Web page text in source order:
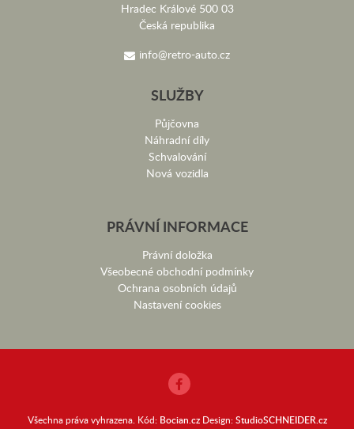
Hradec Králové 500 03
Česká republika
info@retro-auto.cz
SLUŽBY
Půjčovna
Náhradní díly
Schvalování
Nová vozidla
PRÁVNÍ INFORMACE
Právní doložka
Všeobecné obchodní podmínky
Ochrana osobních údajů
Nastavení cookies
Všechna práva vyhrazena. Kód: Bocian.czDesign:StudioSCHNEIDER.cz